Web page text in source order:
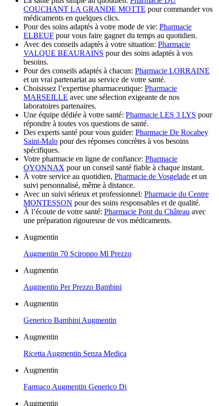
COUCHANT LA GRANDE MOTTE pour commander vos
médicaments en quelques clics.
Pour des soins adaptés à votre mode de vie: Pharmacie
ELBEUF pour vous faire gagner du temps au quotidien.
Avec des conseils adaptés à votre situation: Pharmacie
VALQUE BEAURAINS pour des soins adaptés à vos
besoins.
Pour des conseils adaptés à chacun: Pharmacie LORRAINE
et un vrai partenariat au service de votre santé.
Choisissez l’expertise pharmaceutique: Pharmacie
MARSEILLE avec une sélection exigeante de nos
laboratoires partenaires.
Une équipe dédiée à votre santé: Pharmacie LES 3 LYS pour
répondre à toutes vos questions de santé.
Des experts santé pour vous guider: Pharmacie De Rocabey
Saint-Malo pour des réponses concrètes à vos besoins
spécifiques.
Votre pharmacie en ligne de confiance: Pharmacie
OYONNAX pour un conseil santé fiable à chaque instant.
À votre service au quotidien, Pharmacie de Vosgelade et un
suivi personnalisé, même à distance.
Avec un suivi sérieux et professionnel: Pharmacie du Centre
MONTESSON pour des soins responsables et de qualité.
À l’écoute de votre santé: Pharmacie Pont du Château avec
une préparation rigoureuse de vos médicaments.
Augmentin
Augmentin 70 Sciroppo Ml Prezzo
Augmentin
Augmentin Per Prezzo Bambini
Augmentin
Generico Bambini Augmentin
Augmentin
Ricetta Augmentin Senza Medica
Augmentin
Farmaco Augmentin Generico Di
Augmentin